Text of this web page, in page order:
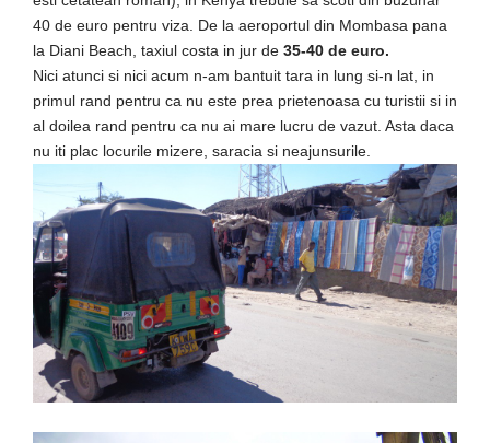
40 de euro pentru viza. De la aeroportul din Mombasa pana
la Diani Beach, taxiul costa in jur de 35-40 de euro.
Nici atunci si nici acum n-am bantuit tara in lung si-n lat, in
primul rand pentru ca nu este prea prietenoasa cu turistii si in
al doilea rand pentru ca nu ai mare lucru de vazut. Asta daca
nu iti plac locurile mizere, saracia si neajunsurile.